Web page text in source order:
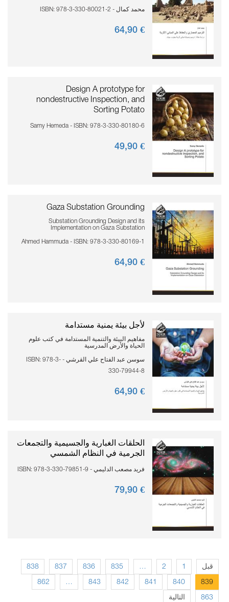
محمد كمال - ISBN: 978-3-330-80021-2
€ 64,
90
Design A prototype for
nondestructive Inspection, and
Sorting Potato
Samy Hemeda - ISBN: 978-3-330-80180-6
€ 49,
90
Gaza Substation Grounding
Substation Grounding Design and its
Implementation on Gaza Substation
Ahmed Hammuda - ISBN: 978-3-330-80169-1
€ 64,
90
لأجل بيئة يمنية مستدامة
مفاهيم البيئة والتنمية المستدامة في كتب علوم
الحياة والأرض المدرسية
سوسن عبد الفتاح علي القرشي - ISBN: 978-3-
330-79944-8
€ 64,
90
الحلقات الغبارية والجسيمية والتجمعات
الجرمية في النظام الشمسي
فريد مصعب الدليمي - ISBN: 978-3-330-79851-9
€ 79,
90
قبل 1
2
…
835
836
837
838
839
840
841
842
843
…
862
863 التالية